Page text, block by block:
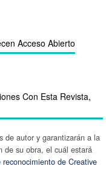
Acceso Abierto
Con Esta Revista,
de autor y garantizarán a la
de su obra, el cuál estará
reconocimiento de Creative